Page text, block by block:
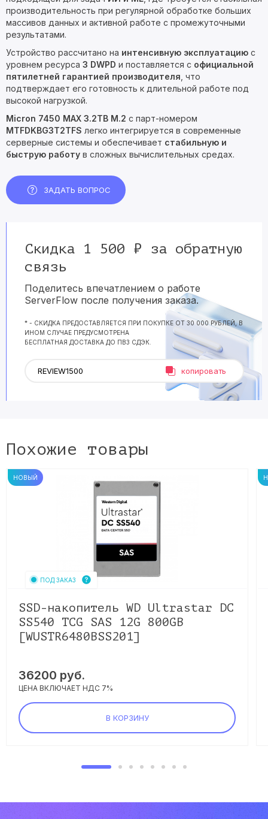
производительность при регулярной обработке больших
массивов данных и активной работе с промежуточными
результатами.
Устройство рассчитано на интенсивную эксплуатацию с
уровнем ресурса 3 DWPD и поставляется с официальной
пятилетней гарантией производителя , что
подтверждает его готовность к длительной работе под
высокой нагрузкой.
Micron 7450 MAX 3.2TB M.2 с парт-номером
MTFDKBG3T2TFS легко интегрируется в современные
серверные системы и обеспечивает стабильную и
быструю работу в сложных вычислительных средах.
ЗАДАТЬ ВОПРОС
Скидка 1 500 ₽ за обратную
связь
Поделитесь впечатлением о работе
ServerFlow после получения заказа.
* - СКИДКА ПРЕДОСТАВЛЯЕТСЯ ПРИ ПОКУПКЕ ОТ 30 000 РУБЛЕЙ, В
ИНОМ СЛУЧАЕ ПРЕДУСМОТРЕНА
БЕСПЛАТНАЯ ДОСТАВКА ДО ПВЗ СДЭК.
копировать
Похожие товары
НОВЫЙ
ПОД ЗАКАЗ
SSD-накопитель WD Ultrastar DC
SS540 TCG SAS 12G 800GB
[WUSTR6480BSS201]
36200 руб.
ЦЕНА ВКЛЮЧАЕТ НДС 7%
В КОРЗИНУ